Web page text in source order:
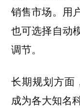
销售市场。用
也可选择自动
调节。
长期规划方面
成为各大知名